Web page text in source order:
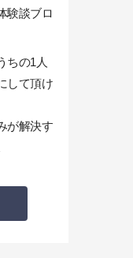
験談ブロ
ちの1人
して頂け
が解決す